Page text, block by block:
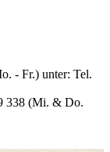
- Fr.) unter: Tel.
338 (Mi. & Do.